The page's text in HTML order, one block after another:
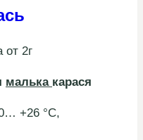
от 2г
малька карася
+26 °С,